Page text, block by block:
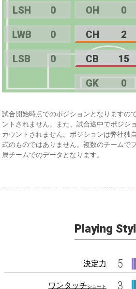
LSH 0 OH 0
LWB 0 CH 2
LSB 0 CB 15
GK 0
試合開始時点でのポジションとなりますの
ントされません。また、試合途中でポジシ
カウントされません。ポジションは弊社独
式のものではありません。複数のチームで
属チームでのデータとなります。
Playing
決定力 5
ワンタッチシュート 3